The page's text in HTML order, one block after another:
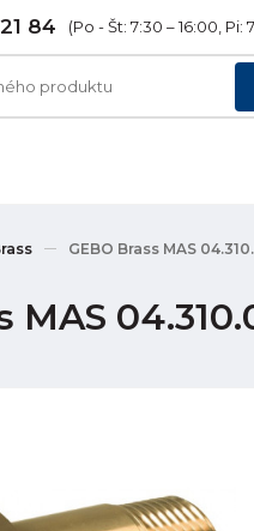
84 (Po - Št: 7:30 – 16:00, Pi:
GEBO Brass MAS
MAS